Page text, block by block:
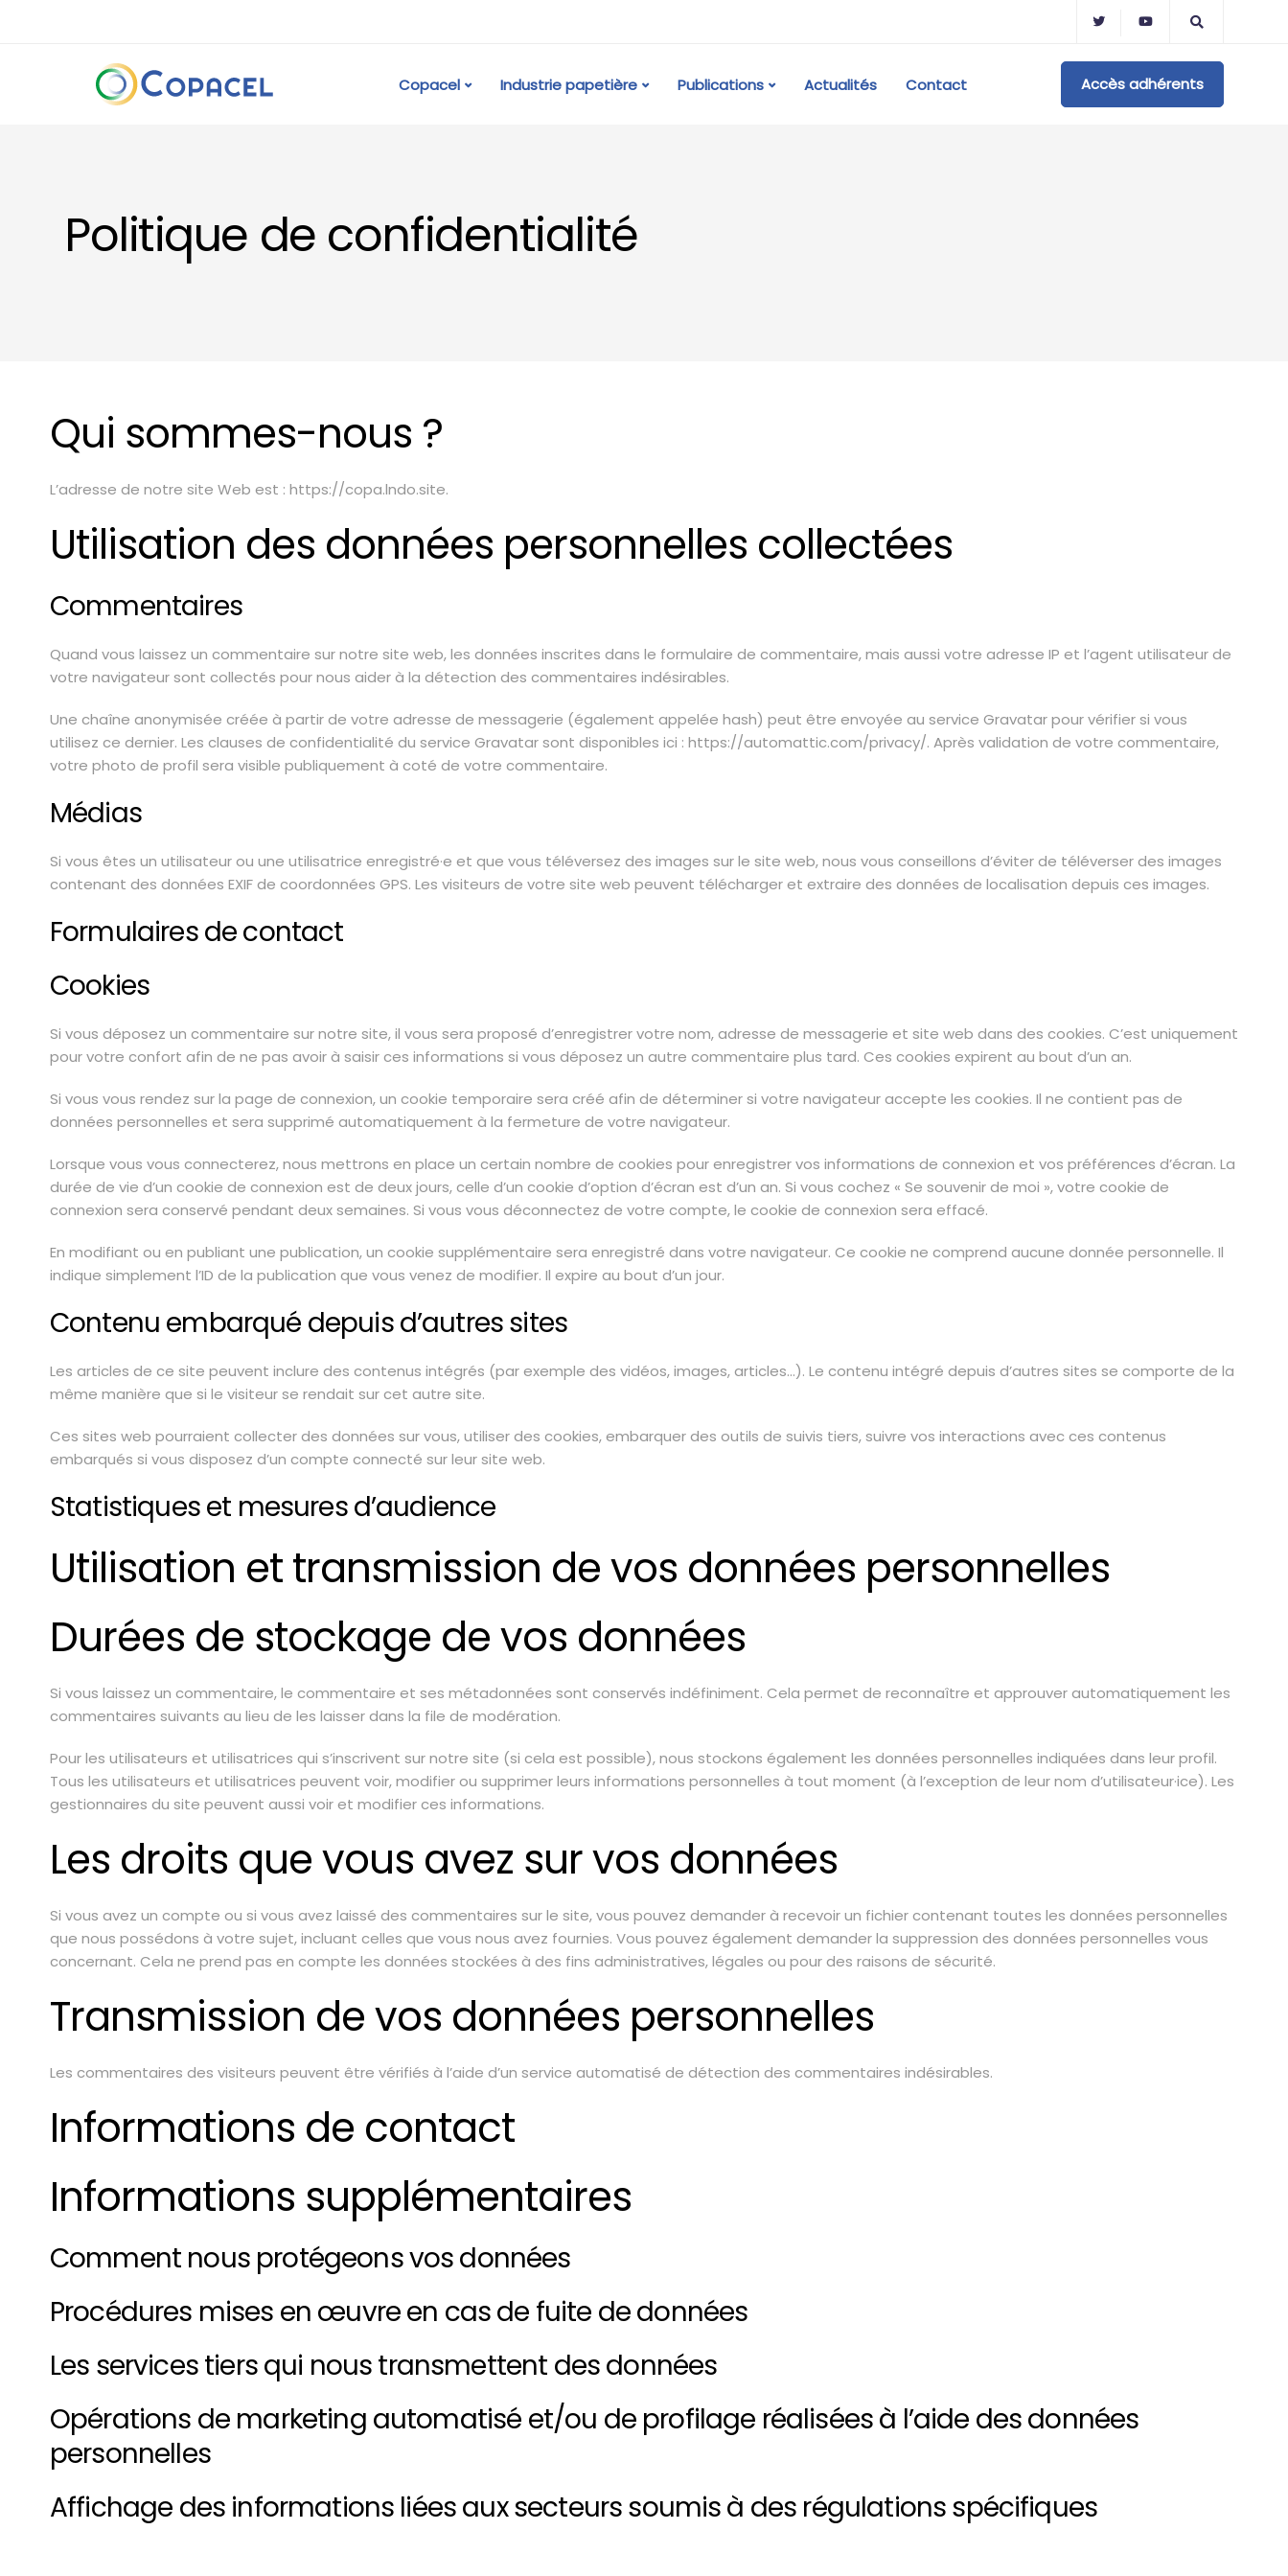
Copacel Industrie papetière Publications Actualités Contact Accès adhérents
Politique de confidentialité
Qui sommes-nous ?
L’adresse de notre site Web est : https://copa.lndo.site.
Utilisation des données personnelles collectées
Commentaires
Quand vous laissez un commentaire sur notre site web, les données inscrites dans le formulaire de commentaire, mais aussi votre adresse IP et l’agent utilisateur de
votre navigateur sont collectés pour nous aider à la détection des commentaires indésirables.
Une chaîne anonymisée créée à partir de votre adresse de messagerie (également appelée hash) peut être envoyée au service Gravatar pour vérifier si vous
utilisez ce dernier. Les clauses de confidentialité du service Gravatar sont disponibles ici : https://automattic.com/privacy/. Après validation de votre commentaire,
votre photo de profil sera visible publiquement à coté de votre commentaire.
Médias
Si vous êtes un utilisateur ou une utilisatrice enregistré·e et que vous téléversez des images sur le site web, nous vous conseillons d’éviter de téléverser des images
contenant des données EXIF de coordonnées GPS. Les visiteurs de votre site web peuvent télécharger et extraire des données de localisation depuis ces images.
Formulaires de contact
Cookies
Si vous déposez un commentaire sur notre site, il vous sera proposé d’enregistrer votre nom, adresse de messagerie et site web dans des cookies. C’est uniquement
pour votre confort afin de ne pas avoir à saisir ces informations si vous déposez un autre commentaire plus tard. Ces cookies expirent au bout d’un an.
Si vous vous rendez sur la page de connexion, un cookie temporaire sera créé afin de déterminer si votre navigateur accepte les cookies. Il ne contient pas de
données personnelles et sera supprimé automatiquement à la fermeture de votre navigateur.
Lorsque vous vous connecterez, nous mettrons en place un certain nombre de cookies pour enregistrer vos informations de connexion et vos préférences d’écran. La
durée de vie d’un cookie de connexion est de deux jours, celle d’un cookie d’option d’écran est d’un an. Si vous cochez « Se souvenir de moi », votre cookie de
connexion sera conservé pendant deux semaines. Si vous vous déconnectez de votre compte, le cookie de connexion sera effacé.
En modifiant ou en publiant une publication, un cookie supplémentaire sera enregistré dans votre navigateur. Ce cookie ne comprend aucune donnée personnelle. Il
indique simplement l’ID de la publication que vous venez de modifier. Il expire au bout d’un jour.
Contenu embarqué depuis d’autres sites
Les articles de ce site peuvent inclure des contenus intégrés (par exemple des vidéos, images, articles…). Le contenu intégré depuis d’autres sites se comporte de la
même manière que si le visiteur se rendait sur cet autre site.
Ces sites web pourraient collecter des données sur vous, utiliser des cookies, embarquer des outils de suivis tiers, suivre vos interactions avec ces contenus
embarqués si vous disposez d’un compte connecté sur leur site web.
Statistiques et mesures d’audience
Utilisation et transmission de vos données personnelles
Durées de stockage de vos données
Si vous laissez un commentaire, le commentaire et ses métadonnées sont conservés indéfiniment. Cela permet de reconnaître et approuver automatiquement les
commentaires suivants au lieu de les laisser dans la file de modération.
Pour les utilisateurs et utilisatrices qui s’inscrivent sur notre site (si cela est possible), nous stockons également les données personnelles indiquées dans leur profil.
Tous les utilisateurs et utilisatrices peuvent voir, modifier ou supprimer leurs informations personnelles à tout moment (à l’exception de leur nom d’utilisateur·ice). Les
gestionnaires du site peuvent aussi voir et modifier ces informations.
Les droits que vous avez sur vos données
Si vous avez un compte ou si vous avez laissé des commentaires sur le site, vous pouvez demander à recevoir un fichier contenant toutes les données personnelles
que nous possédons à votre sujet, incluant celles que vous nous avez fournies. Vous pouvez également demander la suppression des données personnelles vous
concernant. Cela ne prend pas en compte les données stockées à des fins administratives, légales ou pour des raisons de sécurité.
Transmission de vos données personnelles
Les commentaires des visiteurs peuvent être vérifiés à l’aide d’un service automatisé de détection des commentaires indésirables.
Informations de contact
Informations supplémentaires
Comment nous protégeons vos données
Procédures mises en œuvre en cas de fuite de données
Les services tiers qui nous transmettent des données
Opérations de marketing automatisé et/ou de profilage réalisées à l’aide des données
personnelles
Affichage des informations liées aux secteurs soumis à des régulations spécifiques